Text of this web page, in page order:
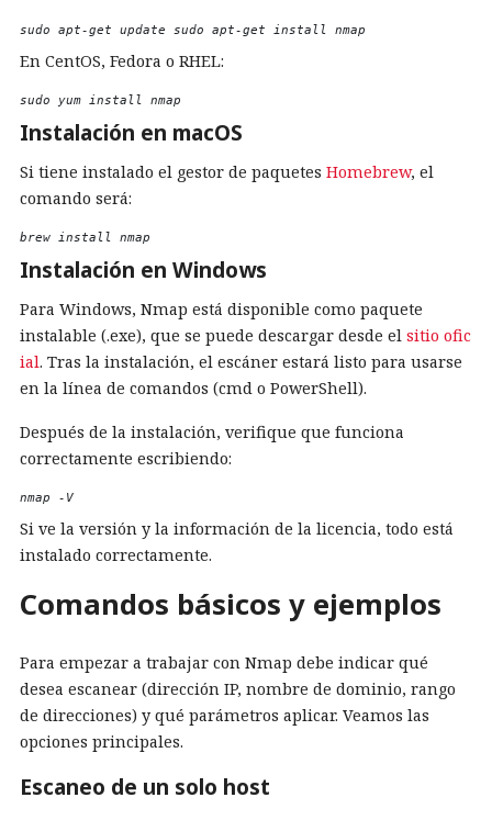
sudo apt-get update sudo apt-get install nmap
En CentOS, Fedora o RHEL:
sudo yum install nmap
Instalación en macOS
Si tiene instalado el gestor de paquetes Homebrew, el
comando será:
brew install nmap
Instalación en Windows
Para Windows, Nmap está disponible como paquete
instalable (.exe), que se puede descargar desde el sitio ofic
ial. Tras la instalación, el escáner estará listo para usarse
en la línea de comandos (cmd o PowerShell).
Después de la instalación, verifique que funciona
correctamente escribiendo:
nmap -V
Si ve la versión y la información de la licencia, todo está
instalado correctamente.
Comandos básicos y ejemplos
Para empezar a trabajar con Nmap debe indicar qué
desea escanear (dirección IP, nombre de dominio, rango
de direcciones) y qué parámetros aplicar. Veamos las
opciones principales.
Escaneo de un solo host